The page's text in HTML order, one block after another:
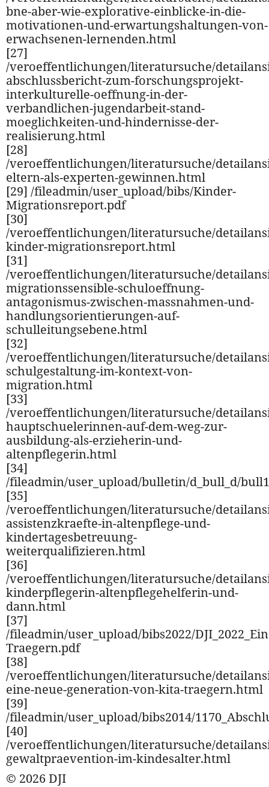
bne-aber-wie-explorative-einblicke-in-die-
motivationen-und-erwartungshaltungen-von-
erwachsenen-lernenden.html
[27]
/veroeffentlichungen/literatursuche/
abschlussbericht-zum-forschungsprojekt-
interkulturelle-oeffnung-in-der-
verbandlichen-jugendarbeit-stand-
moeglichkeiten-und-hindernisse-der-
realisierung.html
[28]
/veroeffentlichungen/literatursuche/
eltern-als-experten-gewinnen.html
[29] /fileadmin/user_upload/bibs/Kinder-
Migrationsreport.pdf
[30]
/veroeffentlichungen/literatursuche/
kinder-migrationsreport.html
[31]
/veroeffentlichungen/literatursuche/
migrationssensible-schuloeffnung-
antagonismus-zwischen-massnahmen-und-
handlungsorientierungen-auf-
schulleitungsebene.html
[32]
/veroeffentlichungen/literatursuche/
schulgestaltung-im-kontext-von-
migration.html
[33]
/veroeffentlichungen/literatursuche/
hauptschuelerinnen-auf-dem-weg-zur-
ausbildung-als-erzieherin-und-
altenpflegerin.html
[34]
/fileadmin/user_upload/bulletin/d_bull_d/
[35]
/veroeffentlichungen/literatursuche/
assistenzkraefte-in-altenpflege-und-
kindertagesbetreuung-
weiterqualifizieren.html
[36]
/veroeffentlichungen/literatursuche/
kinderpflegerin-altenpflegehelferin-und-
dann.html
[37]
/fileadmin/user_upload/bibs2022/
Traegern.pdf
[38]
/veroeffentlichungen/literatursuche/
eine-neue-generation-von-kita-traegern.html
[39]
/fileadmin/user_upload/bibs2014/
[40]
/veroeffentlichungen/literatursuche/
gewaltpraevention-im-kindesalter.html
© 2026 DJI